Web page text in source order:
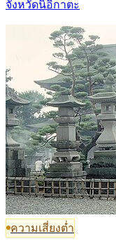
จังหวัดนิอิกาตะ
ความเสี่ยงต่ำ